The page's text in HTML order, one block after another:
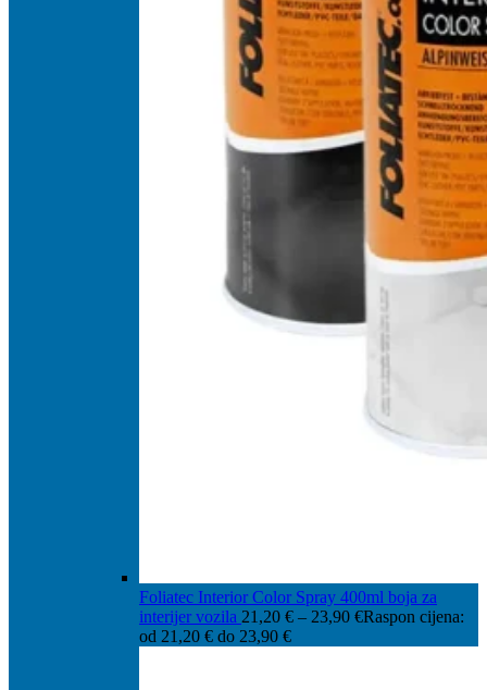
Foliatec Interior Color Spray 400ml boja za
interijer vozila 21,20 € – 23,90 €Raspon cijena:
od 21,20 € do 23,90 €